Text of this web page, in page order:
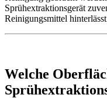
Sprühextraktionsgerät
Reinigungsmittel
Welche